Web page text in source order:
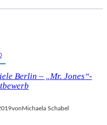
Berlin – „Mr. Jones“-
vonMichaela Schabel